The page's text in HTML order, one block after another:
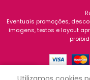
Eventuais promoções,
imagens, textos e layout